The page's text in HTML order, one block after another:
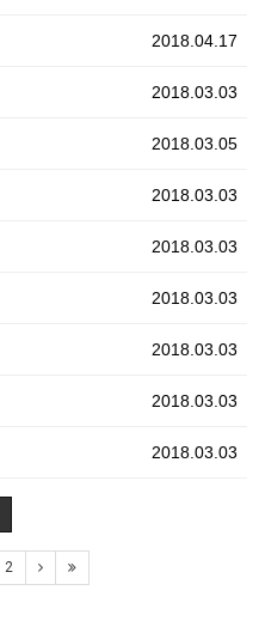
2018.04.17
2018.03.03
2018.03.05
2018.03.03
2018.03.03
2018.03.03
2018.03.03
2018.03.03
2018.03.03
2